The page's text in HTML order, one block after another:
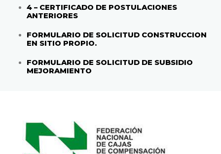
4 – CERTIFICADO DE POSTULACIONES
ANTERIORES
FORMULARIO DE SOLICITUD CONSTRUCCION
EN SITIO PROPIO.
FORMULARIO DE SOLICITUD DE SUBSIDIO
MEJORAMIENTO